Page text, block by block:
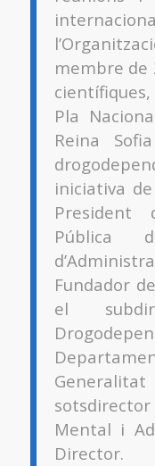
membre de
Pla
Reina
iniciativa
President
Pública
Fundador
el
Mental i
Director.